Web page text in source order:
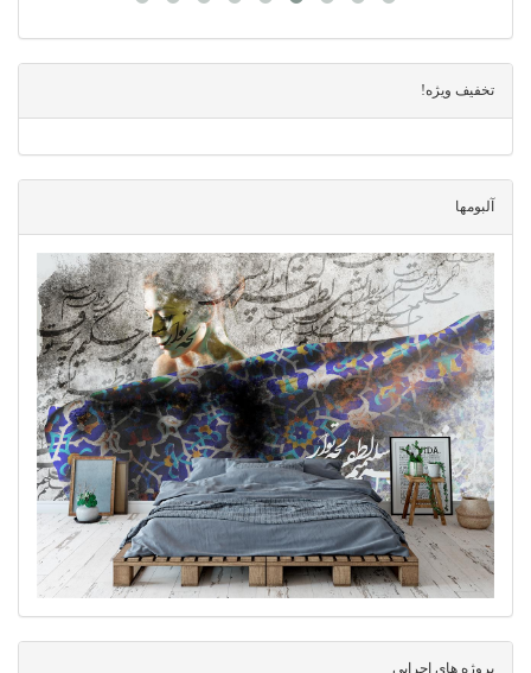
تخفیف ویژه!
آلبومها
پروژه های اجرایی